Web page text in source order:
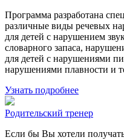
Программа разработана
различные виды речевых
для детей с нарушением
словарного запаса,
для детей с нарушениями
нарушениями плавности и
Узнать подробнее
Родительский тренер
Если бы Вы хотели